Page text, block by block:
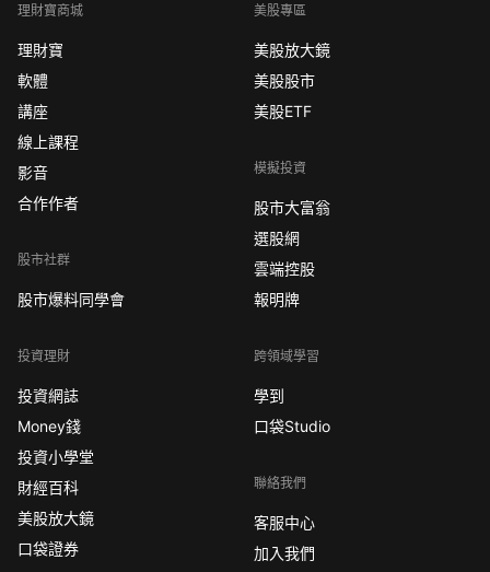
理財寶商城
理財寶
軟體
講座
線上課程
影音
合作作者
股市社群
股市爆料同學會
投資理財
投資網誌
Money錢
投資小學堂
財經百科
美股放大鏡
口袋證券
美股專區
美股放大鏡
美股股市
美股ETF
模擬投資
股市大富翁
選股網
雲端控股
報明牌
跨領域學習
學到
口袋Studio
聯絡我們
客服中心
加入我們